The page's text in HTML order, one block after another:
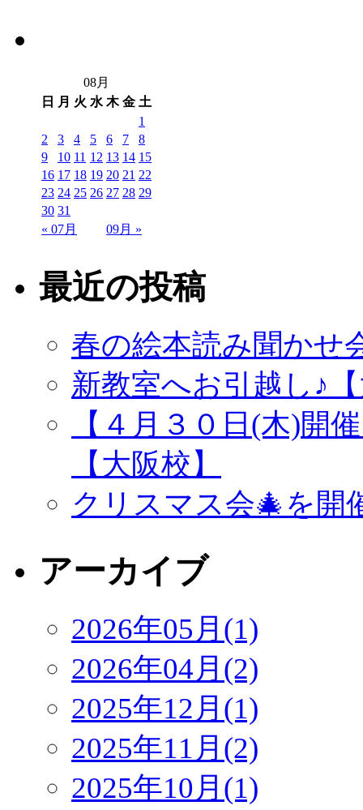
08月
日
月 火 水 木 金 土
« 07月 09月 »
1
2
3 4 5 6 7
8
9
10 11 12 13 14 15
16 17 18 19 20 21 22
23 24 25 26 27 28 29
30 31
最近の投稿
春の絵本読み聞かせ
新教室へお引越し♪
【４月３０日(木)開
【大阪校】
クリスマス会🎄を開
アーカイブ
2026年05月(1)
2026年04月(2)
2025年12月(1)
2025年11月(2)
2025年10月(1)